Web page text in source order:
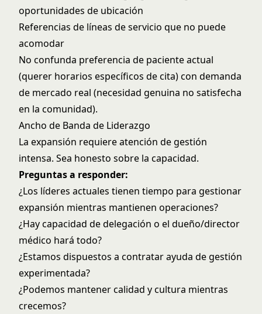
oportunidades de ubicación
Referencias de líneas de servicio que no puede
acomodar
No confunda preferencia de paciente actual
(querer horarios específicos de cita) con demanda
de mercado real (necesidad genuina no satisfecha
en la comunidad).
Ancho de Banda de Liderazgo
La expansión requiere atención de gestión
intensa. Sea honesto sobre la capacidad.
Preguntas a responder:
¿Los líderes actuales tienen tiempo para gestionar
expansión mientras mantienen operaciones?
¿Hay capacidad de delegación o el dueño/director
médico hará todo?
¿Estamos dispuestos a contratar ayuda de gestión
experimentada?
¿Podemos mantener calidad y cultura mientras
crecemos?